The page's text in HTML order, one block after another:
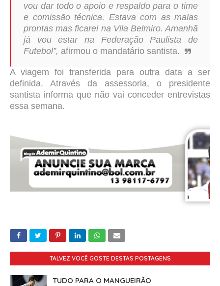
vou dar todo o apoio e respaldo para o time
e comissão técnica. Estava com as malas
prontas mas ficarei na Vila Belmiro. Amanhã
já vou estar na Federação Paulista de
Futebol”, afirmou o mandatário santista.
A viagem foi transferida para outra data a ser
definida. Através da assessoria, o presidente
santista informa que não vai conceder entrevistas
essa semana.
TALVEZ VOCÊ GOSTE DESTAS POSTAGENS
TUDO PARA O MANGUEIRÃO